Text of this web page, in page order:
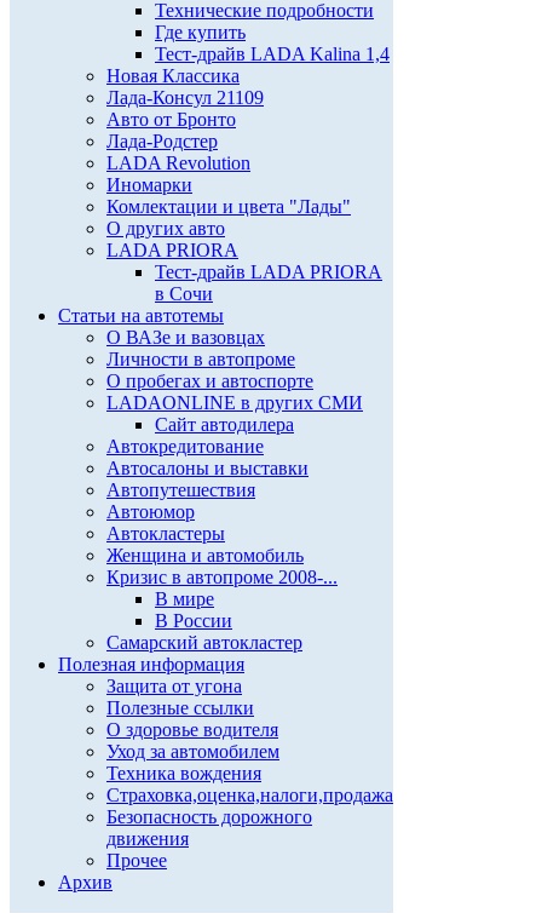
Технические подробности
Где купить
Тест-драйв LADA Kalina 1,4
Новая Классика
Лада-Консул 21109
Авто от Бронто
Лада-Родстер
LADA Revolution
Иномарки
Комлектации и цвета "Лады"
О других авто
LADA PRIORA
Тест-драйв LADA PRIORA
в Сочи
Статьи на автотемы
О ВАЗе и вазовцах
Личности в автопроме
О пробегах и автоспорте
LADAONLINE в других СМИ
Сайт автодилера
Автокредитование
Автосалоны и выставки
Автопутешествия
Автоюмор
Автокластеры
Женщина и автомобиль
Кризис в автопроме 2008-...
В мире
В России
Самарский автокластер
Полезная информация
Защита от угона
Полезные ссылки
О здоровье водителя
Уход за автомобилем
Техника вождения
Страховка,оценка,налоги,продажа
Безопасность дорожного
движения
Прочее
Архив